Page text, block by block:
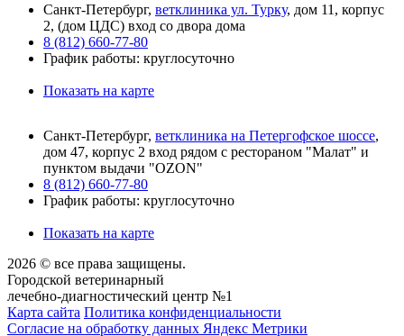
Санкт-Петербург, ветклиника ул. Турку, дом 11, корпус
2, (дом ЦДС) вход со двора дома
8 (812) 660-77-80
График работы: круглосуточно
Показать на карте
Санкт-Петербург, ветклиника на Петергофское шоссе,
дом 47, корпус 2 вход рядом с рестораном "Малат" и
пунктом выдачи "OZON"
8 (812) 660-77-80
График работы: круглосуточно
Показать на карте
2026 © все права защищены.
Городской ветеринарный
лечебно-диагностический центр №1
Карта сайта Политика конфиденциальности
Согласие на обработку данных Яндекс Метрики